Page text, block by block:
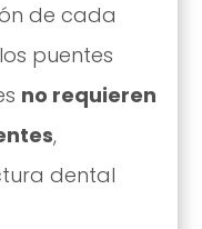
de cada
puentes
no requieren
,
dental